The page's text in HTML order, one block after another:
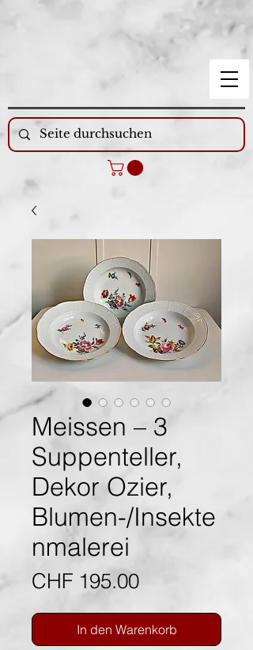
Meissen – 3
Suppenteller,
Dekor Ozier,
Blumen-/Insekte
nmalerei
CHF 195.00Preis
In den Warenkorb